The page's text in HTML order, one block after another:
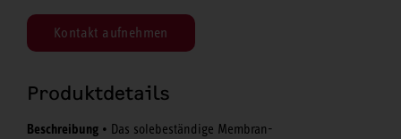
Kontakt aufnehmen
Produktdetails
Beschreibung • Das solebeständige Membran-